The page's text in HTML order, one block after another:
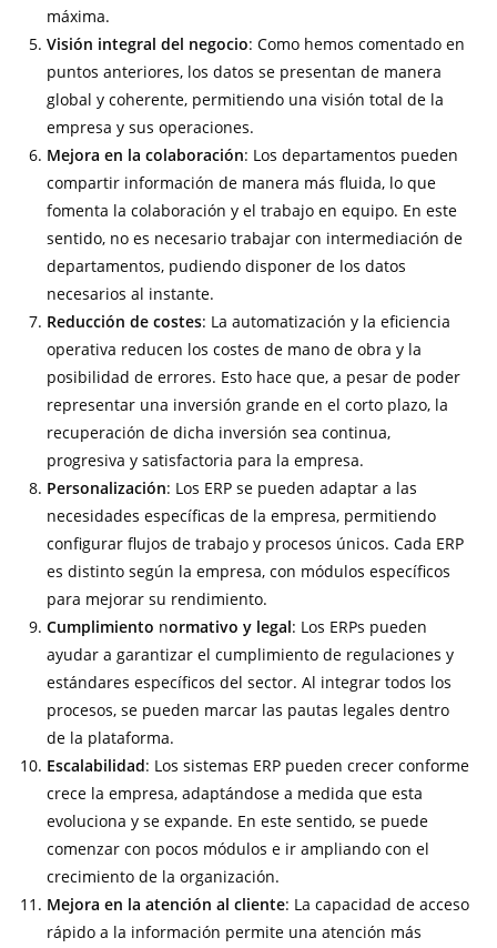
máxima.
Visión integral del negocio: Como hemos comentado en
puntos anteriores, los datos se presentan de manera
global y coherente, permitiendo una visión total de la
empresa y sus operaciones.
Mejora en la colaboración: Los departamentos pueden
compartir información de manera más fluida, lo que
fomenta la colaboración y el trabajo en equipo. En este
sentido, no es necesario trabajar con intermediación de
departamentos, pudiendo disponer de los datos
necesarios al instante.
Reducción de costes: La automatización y la eficiencia
operativa reducen los costes de mano de obra y la
posibilidad de errores. Esto hace que, a pesar de poder
representar una inversión grande en el corto plazo, la
recuperación de dicha inversión sea continua,
progresiva y satisfactoria para la empresa.
Personalización: Los ERP se pueden adaptar a las
necesidades específicas de la empresa, permitiendo
configurar flujos de trabajo y procesos únicos. Cada ERP
es distinto según la empresa, con módulos específicos
para mejorar su rendimiento.
Cumplimiento normativo y legal: Los ERPs pueden
ayudar a garantizar el cumplimiento de regulaciones y
estándares específicos del sector. Al integrar todos los
procesos, se pueden marcar las pautas legales dentro
de la plataforma.
Escalabilidad: Los sistemas ERP pueden crecer conforme
crece la empresa, adaptándose a medida que esta
evoluciona y se expande. En este sentido, se puede
comenzar con pocos módulos e ir ampliando con el
crecimiento de la organización.
Mejora en la atención al cliente: La capacidad de acceso
rápido a la información permite una atención más